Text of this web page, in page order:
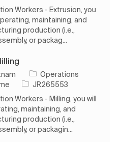
Workers - Extrusion, you
maintaining, and
production (i.e.,
or packag...
Operations
Job IdJR265553
Workers - Milling, you will
maintaining, and
production (i.e.,
or packagin...